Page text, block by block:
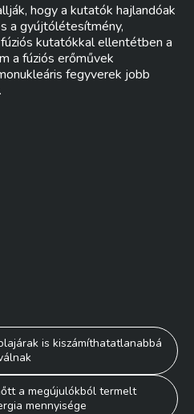
hogy a kutatók hajlandóak
a gyújtólétesítmény,
kutatókkal ellentétben a
a fúziós erőművek
fegyverek jobb
is kiszámíthatatlanabbá
a megújulókból termelt
mennyisége